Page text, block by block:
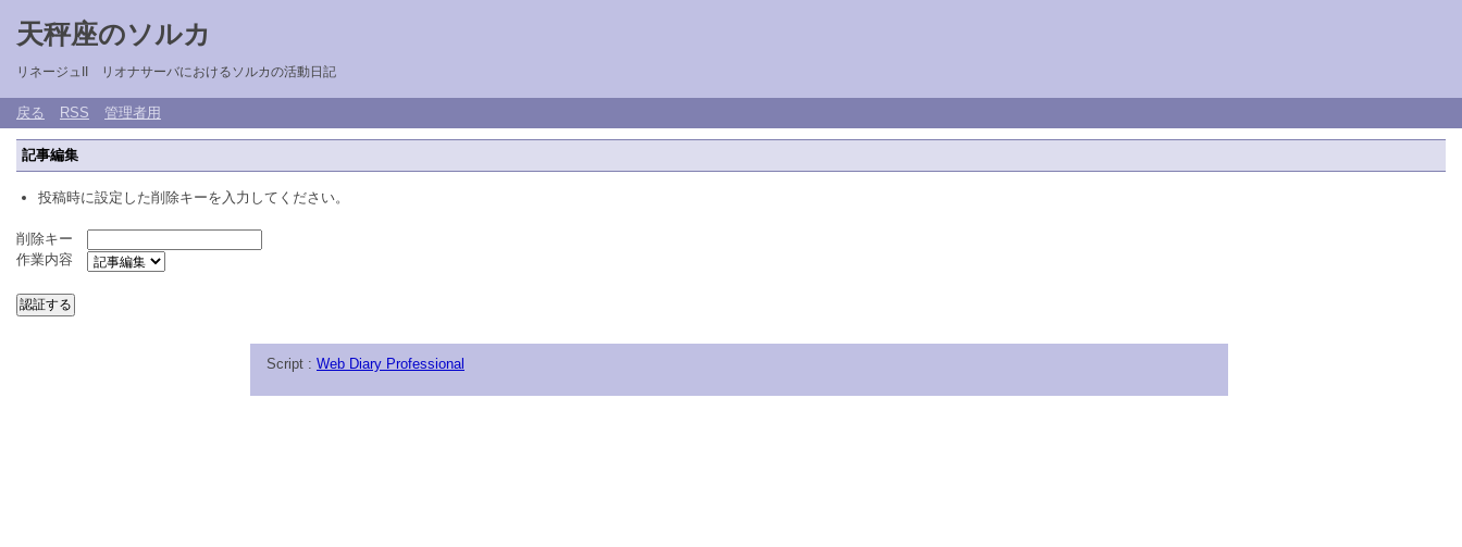
天秤座のソルカ
リネージュII リオナサーバにおけるソルカの活動日記
戻る RSS 管理者用
記事編集
投稿時に設定した削除キーを入力してください。
削除キー
作業内容
Script : Web Diary Professional